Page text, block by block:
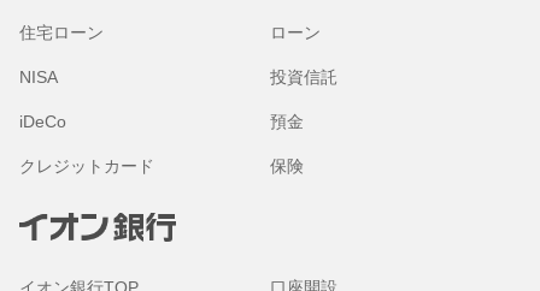
住宅ローン ローン
NISA 投資信託
iDeCo 預金
クレジットカード 保険
イオン銀行TOP 口座開設